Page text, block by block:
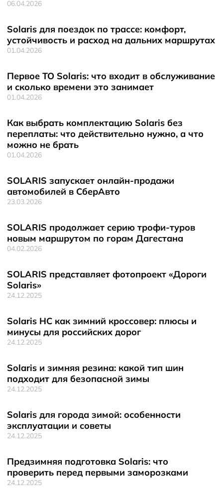
06.04.2026
Solaris для поездок по трассе: комфорт,
устойчивость и расход на дальних маршрутах
01.04.2026
Первое ТО Solaris: что входит в обслуживание
и сколько времени это занимает
01.04.2026
Как выбрать комплектацию Solaris без
переплаты: что действительно нужно, а что
можно не брать
01.04.2026
SOLARIS запускает онлайн-продажи
автомобилей в СберАвто
23.03.2026
SOLARIS продолжает серию трофи-туров
новым маршрутом по горам Дагестана
04.02.2026
SOLARIS представляет фотопроект «Дороги
Solaris»
24.12.2025
Solaris HC как зимний кроссовер: плюсы и
минусы для российских дорог
24.12.2025
Solaris и зимняя резина: какой тип шин
подходит для безопасной зимы
24.12.2025
Solaris для города зимой: особенности
эксплуатации и советы
24.12.2025
Предзимняя подготовка Solaris: что
проверить перед первыми заморозками
24.12.2025